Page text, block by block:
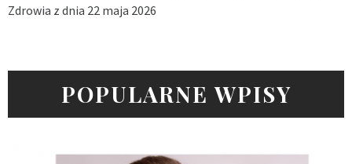
Zdrowia z dnia 22 maja 2026
POPULARNE WPISY